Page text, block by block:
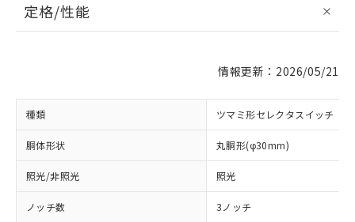
定格/性能
情報更新：2026/05/21
種類 ツマミ形セレクタスイッチ
胴体形状 丸胴形(φ30mm)
照光/非照光 照光
ノッチ数 3ノッチ